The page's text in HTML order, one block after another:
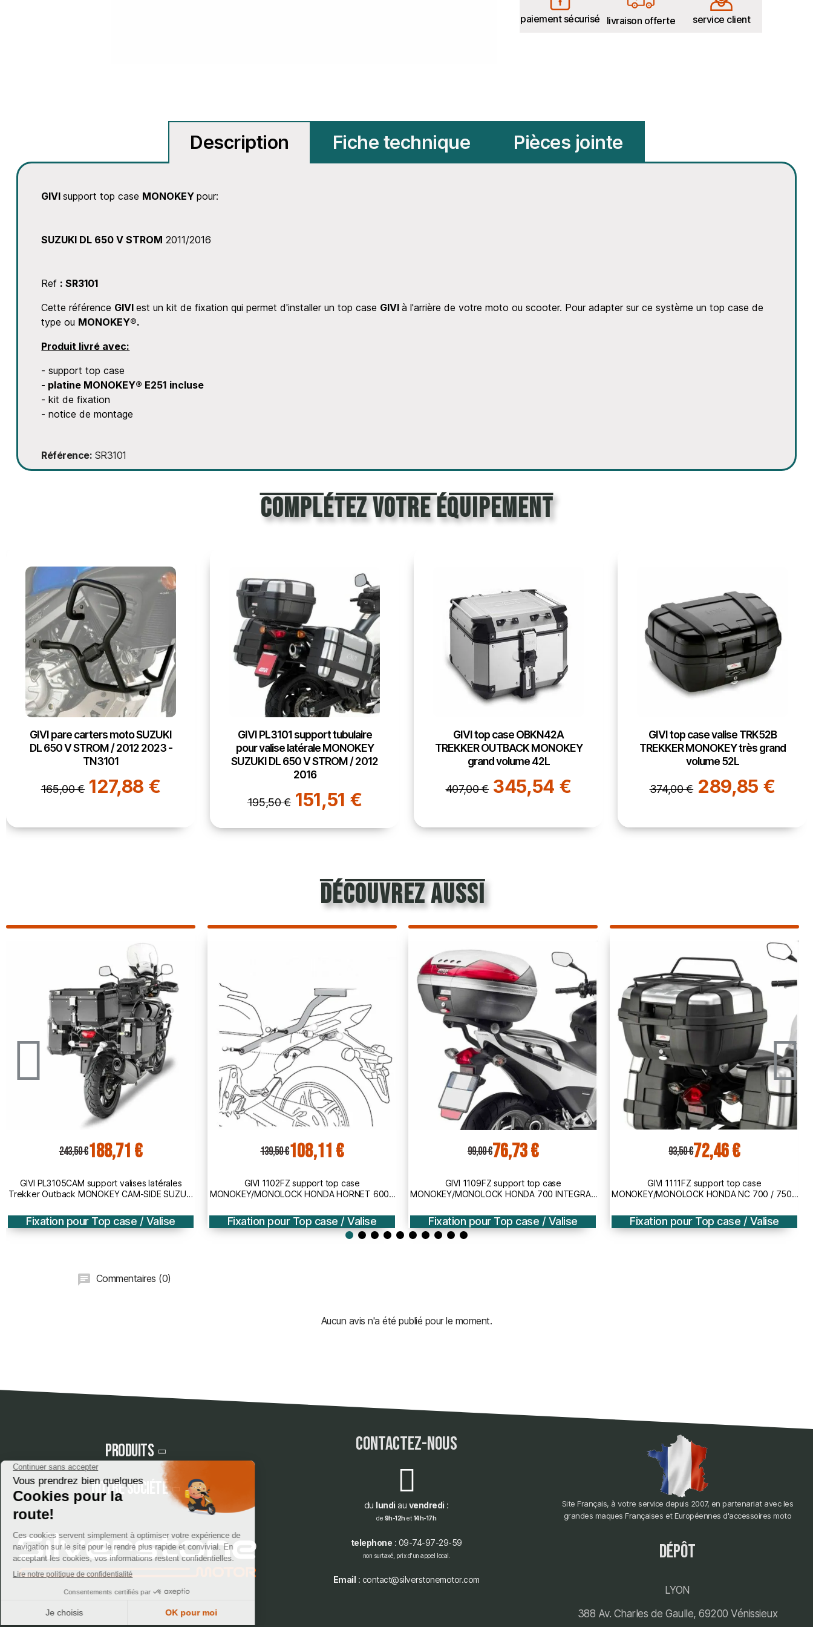
paiement sécurisé livraison offerte service client
Description Fiche technique Pièces jointe
GIVIsupport top case MONOKEYpour:
SUZUKI DL 650 V STROM 2011/2016
Ref : SR3101
Cette référence GIVIest un kit de fixation qui permet d'installer un top case GIVIà l'arrière de votre moto ou scooter. Pour adapter sur ce système un top case de
type ou MONOKEY®.
Produit livré avec:
- support top case
- platine MONOKEY® E251 incluse
- kit de fixation
- notice de montage
Référence SR3101
Complétez votre équipement
GIVI pare carters moto SUZUKI
DL 650 V STROM / 2012 2023 -
TN3101
165,00 € 127,88 €
GIVI PL3101 support tubulaire
pour valise latérale MONOKEY
SUZUKI DL 650 V STROM / 2012
2016
195,50 € 151,51 €
GIVI top case OBKN42A
TREKKER OUTBACK MONOKEY
grand volume 42L
407,00 € 345,54 €
GIVI top case valise TRK52B
TREKKER MONOKEY très grand
volume 52L
374,00 € 289,85 €
découvrez aussi
139,50 €108,11 €
GIVI 1102FZ support top case
MONOKEY/MONOLOCK HONDA HORNET 600 /
Fixation pour Top case / Valise
99,00 €76,73 €
GIVI 1109FZ support top case
MONOKEY/MONOLOCK HONDA 700 INTEGRA /
Fixation pour Top case / Valise
93,50 €72,46 €
GIVI 1111FZ support top case
MONOKEY/MONOLOCK HONDA NC 700 / 750 /
Fixation pour Top case / Valise
150,00 €116,25 €
GIVI 1132FZ support top case
MONOKEY/MONOLOCK HONDA VFR 800 F /
Fixation pour Top case / Valise
Commentaires (0)
Aucun avis n'a été publié pour le moment.
Produits
Notre société
contactez-nous
du lundi au vendredi :
de 9h-12het 14h-17h
telephone : 09-74-97-29-59
non surtaxé, prix d'un appel local.
Email : contact@silverstonemotor.com
Site Français, à votre service depuis 2007, en partenariat avec les
grandes maques Françaises et Européennes d'accessoires moto
dépôt
LYON
388 Av. Charles de Gaulle, 69200 Vénissieux